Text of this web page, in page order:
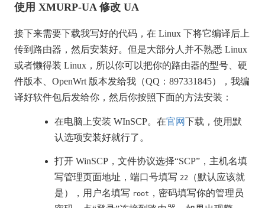
使用 XMURP-UA 修改 UA
接下来需要下载我写好的代码，在 Linux 下将它编译后上
传到路由器，然后安装好。但是大部分人并不熟悉 Linux
或者懒得装 Linux，所以你可以把你的路由器的型号、硬
件版本、OpenWrt 版本发给我（QQ：897331845），我编
译好软件包后发给你，然后你按照下面的方法安装：
在电脑上安装 WInSCP。在官网下载，使用默
认选项安装好就行了。
打开 WinSCP，文件协议选择“SCP”，主机名填
写管理页面地址，端口号填写 22
（默认应该就
是），用户名填写 root ，密码填写你的管理员